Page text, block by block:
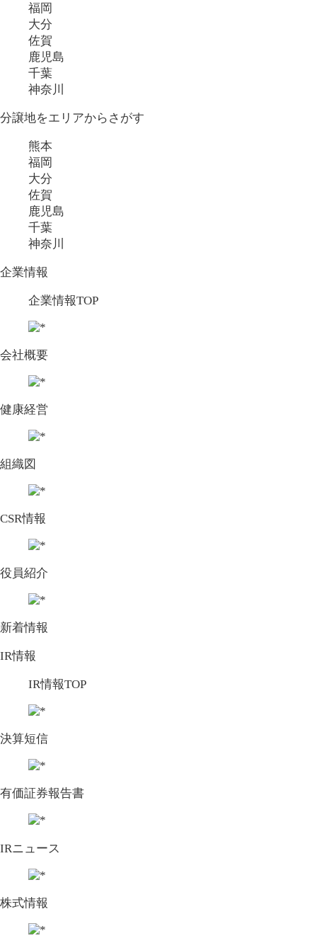
福岡
大分
佐賀
鹿児島
千葉
神奈川
分譲地をエリアからさがす
熊本
福岡
大分
佐賀
鹿児島
千葉
神奈川
企業情報
企業情報TOP
会社概要
健康経営
組織図
CSR情報
役員紹介
新着情報
IR情報
IR情報TOP
決算短信
有価証券報告書
IRニュース
株式情報